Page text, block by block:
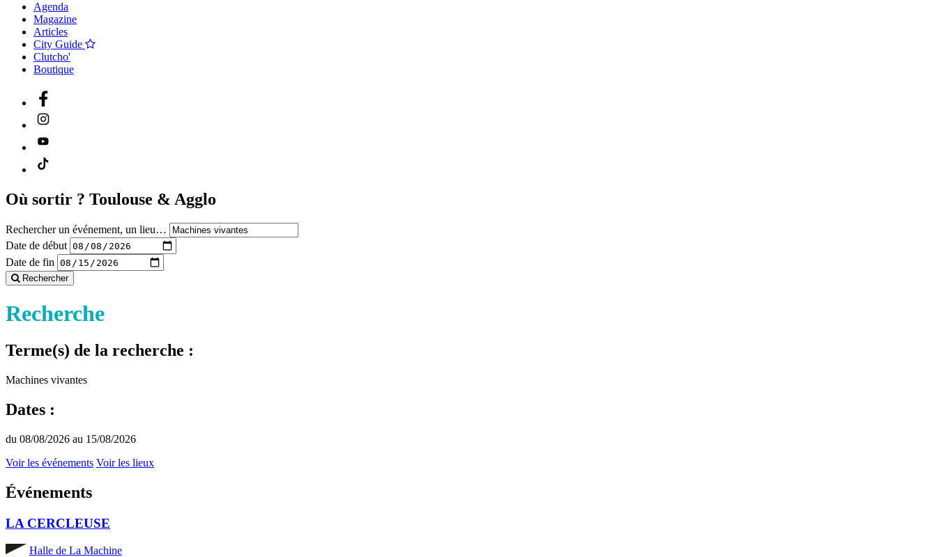
Agenda
Magazine
Articles
City Guide
Clutcho'
Boutique
Où sortir ? Toulouse & Agglo
Rechercher un événement, un lieu…
Date de début
Date de fin
Rechercher
Recherche
Terme(s) de la recherche :
Machines vivantes
Dates :
du 08/08/2026 au 15/08/2026
Voir les événements Voir les lieux
Événements
LA CERCLEUSE
Halle de La Machine